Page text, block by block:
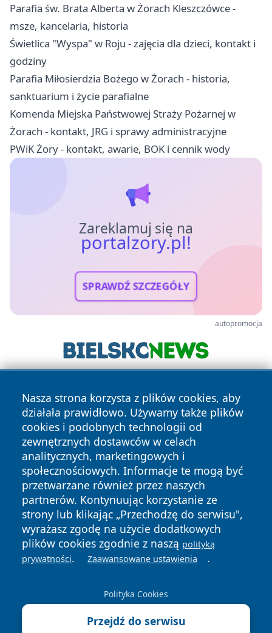
Parafia św. Brata Alberta w Żorach Kleszczówce -
msze, kancelaria, historia
Świetlica "Wyspa" w Roju - zajęcia dla dzieci, kontakt i
godziny
Parafia Miłosierdzia Bożego w Żorach - historia,
sanktuarium i życie parafialne
Komenda Miejska Państwowej Straży Pożarnej w
Żorach - kontakt, JRG i sprawy administracyjne
PWiK Żory - kontakt, awarie, BOK i cennik wody
Zareklamuj się na
portalzory.pl!
SPRAWDŹ SZCZEGÓŁY
autopromocja
Nasza strona korzysta z plików cookies, aby
działała prawidłowo. Używamy także plików
cookies i podobnych technologii od
zewnętrznych dostawców w celach
analitycznych, marketingowych i
społecznościowych. Informacje te mogą być
przetwarzane również przez naszych
partnerów. Kontynuując korzystanie ze
strony lub klikając „Przechodzę do serwisu",
wyrażasz zgodę na użycie dodatkowych
plików cookies zgodnie z naszą polityką
prywatności. Zaawansowane ustawienia .
Polityka Cookies
Przejdź do serwisu
Copyright © 2026 portalzory.pl Wszystkie prawa zastrzeżone.
News Autorzy
Polityka
Prywatności
Polityka
Cookies